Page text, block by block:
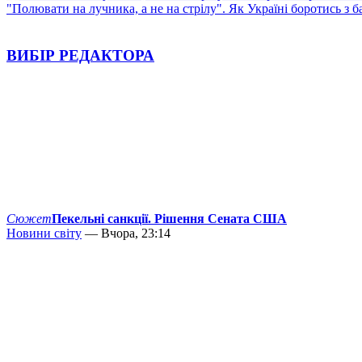
"Полювати на лучника, а не на стрілу". Як Україні боротись з
ВИБІР РЕДАКТОРА
СюжетПекельні санкції. Рішення Сената США
Новини світу — Вчора, 23:14